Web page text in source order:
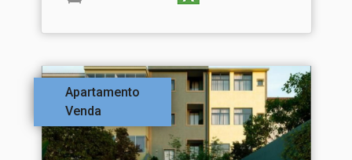
Apartamento
Venda